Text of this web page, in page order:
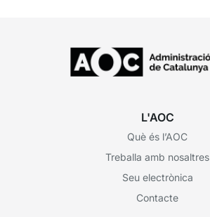
L'AOC
Què és l’AOC
Treballa amb nosaltres
Seu electrònica
Contacte